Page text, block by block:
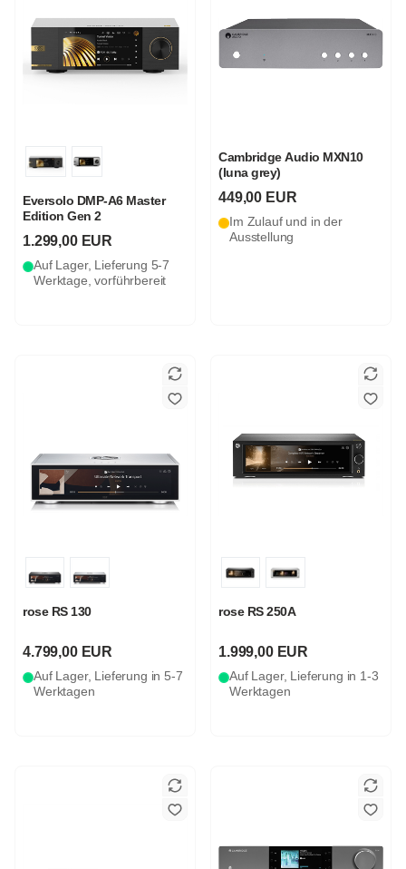
Eversolo DMP-A6 Master
Edition Gen 2
1.299,00 EUR
Auf Lager, Lieferung 5-7
Werktage, vorführbereit
Cambridge Audio MXN10
(luna grey)
449,00 EUR
Im Zulauf und in der
Ausstellung
rose RS 130
4.799,00 EUR
Auf Lager, Lieferung in 5-7
Werktagen
rose RS 250A
1.999,00 EUR
Auf Lager, Lieferung in 1-3
Werktagen